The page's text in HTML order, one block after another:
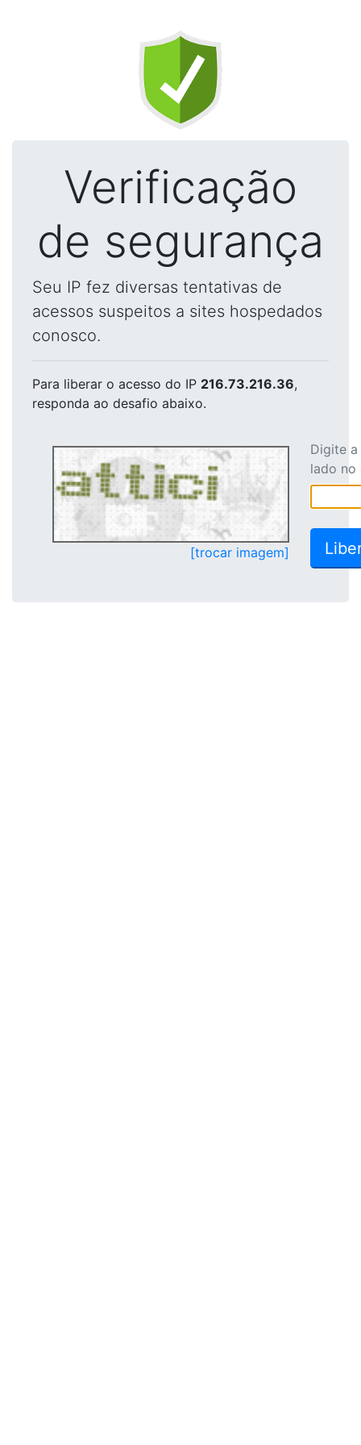
Verificação
de segurança
Seu IP fez diversas tentativas de
acessos suspeitos a sites hospedados
conosco.
Para liberar o acesso do IP 216.73.216.36,
responda ao desafio abaixo.
[trocar imagem]
Digite
lado no